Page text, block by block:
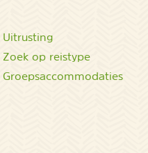
Uitrusting
Zoek op reistype
Groepsaccommodaties